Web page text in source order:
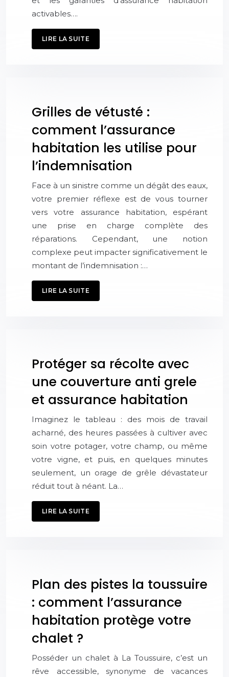
activables….
LIRE LA SUITE
Grilles de vétusté :
comment l’assurance
habitation les utilise pour
l’indemnisation
Face à un sinistre comme un dégât des eaux,
votre premier réflexe est de vous tourner
vers votre assurance habitation, espérant
une prise en charge complète des
réparations. Cependant, une notion
complexe peut impacter significativement le
montant de l’indemnisation :…
LIRE LA SUITE
Protéger sa récolte avec
une couverture anti grele
et assurance habitation
Imaginez le tableau : des mois de travail
acharné, des heures passées à cultiver avec
soin votre potager, votre champ, ou même
votre vigne, et puis, en quelques minutes
seulement, un orage de grêle dévastateur
réduit tout à néant. La…
LIRE LA SUITE
Plan des pistes la toussuire
: comment l’assurance
habitation protège votre
chalet ?
Posséder un chalet à La Toussuire, c’est un
rêve accessible, synonyme de vacances